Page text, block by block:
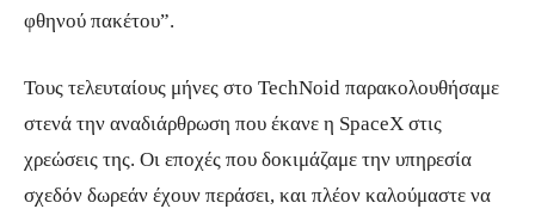
φθηνού πακέτου”.
Τους τελευταίους μήνες στο TechNoid παρακολουθήσαμε
στενά την αναδιάρθρωση που έκανε η SpaceX στις
χρεώσεις της. Οι εποχές που δοκιμάζαμε την υπηρεσία
σχεδόν δωρεάν έχουν περάσει, και πλέον καλούμαστε να